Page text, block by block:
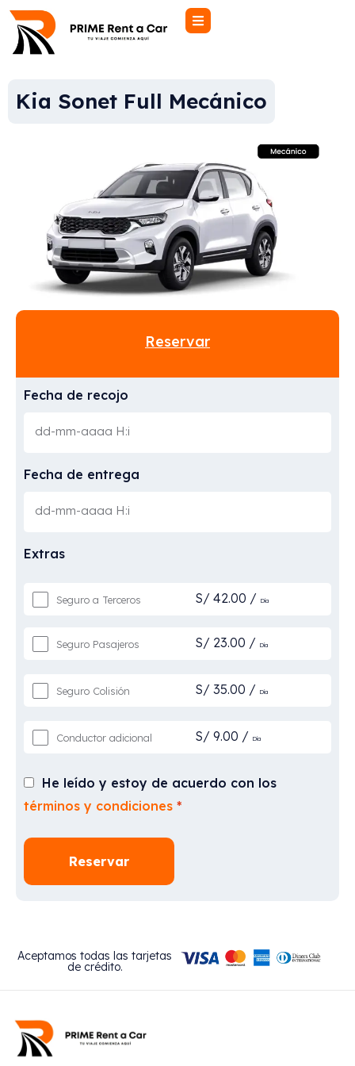
Kia Sonet Full Mecánico
Reservar
Fecha de recojo
Fecha de entrega
Extras
Conductor adicional S/ 9.00 / Día
Seguro Colisión S/ 35.00 / Día
Seguro Pasajeros S/ 23.00 / Día
Seguro a Terceros S/ 42.00 / Día
He leído y estoy de acuerdo con los
términos y condiciones *
Reservar
Aceptamos todas las tarjetas
de crédito.